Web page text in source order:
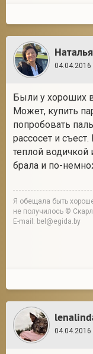
Наталья
04.04.2016
Были у хороших
Может, купить
попробовать
рассосет и
теплой
брала и по-
Я обещала быть
не получилось ©
E-mail: bel@egida.by
04.04.2016